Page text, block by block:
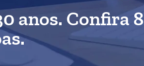
anos. Confira 8